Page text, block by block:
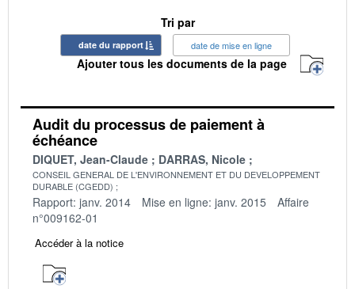
Tri par
date du rapport date de mise en ligne
Ajouter tous les documents de la page
Audit du processus de paiement à
échéance
DIQUET, Jean-Claude DARRAS, Nicole
CONSEIL GENERAL DE L'ENVIRONNEMENT ET DU DEVELOPPEMENT
DURABLE (CGEDD)
Rapport: janv. 2014 Mise en ligne: janv. 2015
Affaire
n°009162-01
Accéder à la notice